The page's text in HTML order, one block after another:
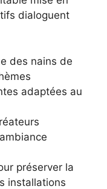
dialoguent
des nains de
adaptées au
préserver la
installations